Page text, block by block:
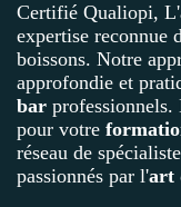
Certifié Qualiopi,
expertise reconnue
boissons. Notre
approfondie et
bar professionnels.
pour votre
réseau de
passionnés par l'art